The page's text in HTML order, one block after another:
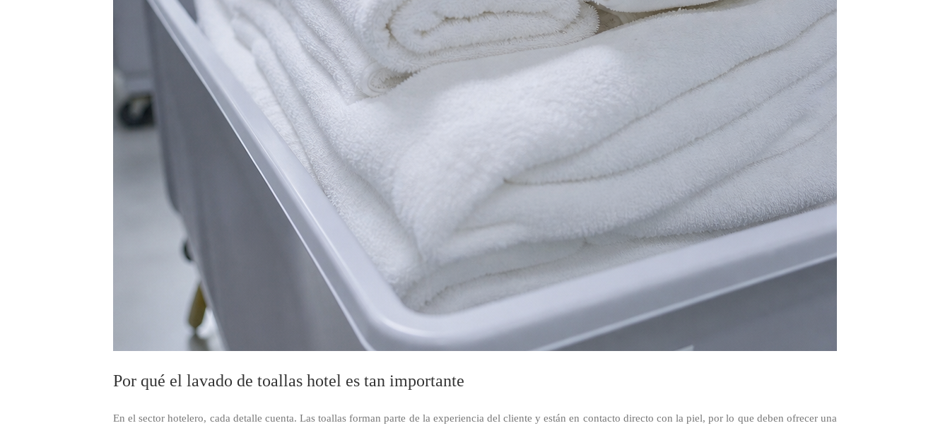
Por qué el lavado de toallas hotel es tan importante
En el sector hotelero, cada detalle cuenta. Las toallas forman parte de la experiencia del cliente y están en contacto directo con la piel, por lo que deben ofrecer una